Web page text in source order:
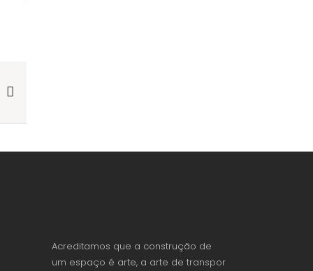
Acreditamos que a construção de
um espaço é arte, a arte de transpor